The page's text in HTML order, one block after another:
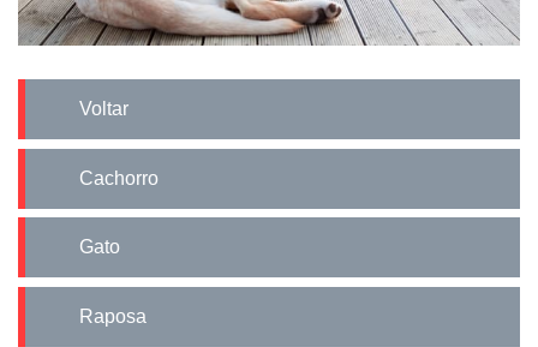
Voltar
Cachorro
Gato
Raposa